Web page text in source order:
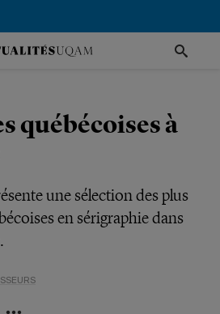
québécoises à
une sélection des plus
en sérigraphie dans